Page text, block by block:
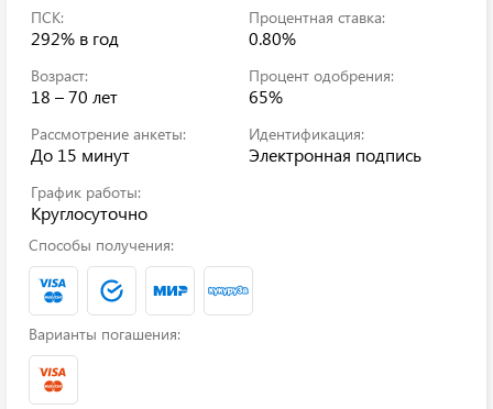
ПСК:
292% в год
Процентная ставка:
0.80%
Возраст:
18 – 70 лет
Процент одобрения:
65%
Рассмотрение анкеты:
До 15 минут
Идентификация:
Электронная подпись
График работы:
Круглосуточно
Способы получения:
Варианты погашения: